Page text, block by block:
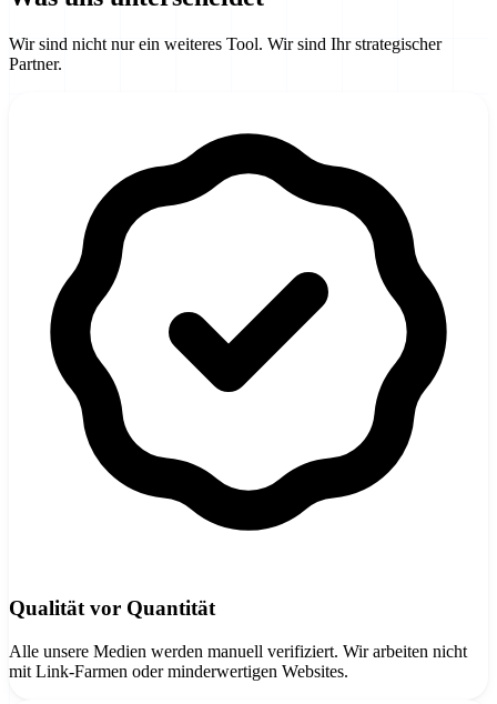
Wir sind nicht nur ein weiteres Tool. Wir sind Ihr strategischer
Partner.
Qualität vor Quantität
Alle unsere Medien werden manuell verifiziert. Wir arbeiten nicht
mit Link-Farmen oder minderwertigen Websites.